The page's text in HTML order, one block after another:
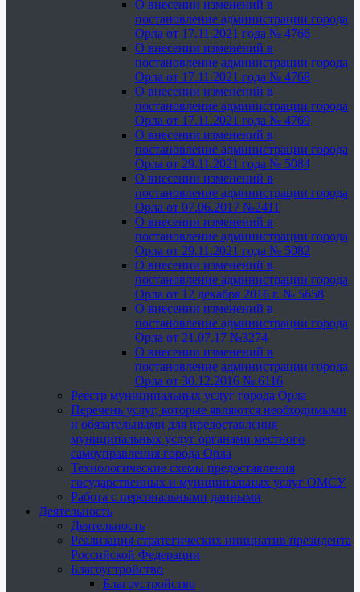
О внесении изменений в
постановление администрации города
Орла от 17.11.2021 года № 4766
О внесении изменений в
постановление администрации города
Орла от 17.11.2021 года № 4768
О внесении изменений в
постановление администрации города
Орла от 17.11.2021 года № 4769
О внесении изменений в
постановление администрации города
Орла от 29.11.2021 года № 5084
О внесении изменений в
постановление администрации города
Орла от 07.06.2017 №2411
О внесении изменений в
постановление администрации города
Орла от 29.11.2021 года № 5082
О внесении изменений в
постановление администрации города
Орла от 12 декабря 2016 г. № 5658
О внесении изменений в
постановление администрации города
Орла от 21.07.17 №3274
О внесении изменений в
постановление администрации города
Орла от 30.12.2016 № 6116
Реестр муниципальных услуг города Орла
Перечень услуг, которые являются необходимыми
и обязательными для предоставления
муниципальных услуг органами местного
самоуправления города Орла
Технологические схемы предоставления
государственных и муниципальных услуг ОМСУ
Работа с персональными данными
Деятельность
Деятельность
Реализация стратегических инициатив президента
Российской Федерации
Благоустройство
Благоустройство